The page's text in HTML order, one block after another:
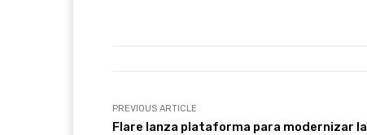
PREVIOUS ARTICLE
Flare lanza plataforma para modernizar la